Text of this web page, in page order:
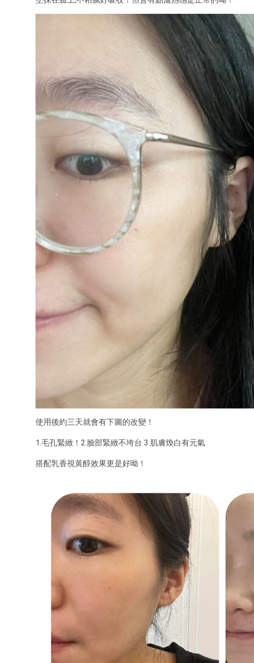
使用後約三天就會有下圖的改變！
1.毛孔緊緻！2.臉部緊緻不垮台 3.肌膚煥白有元氣
搭配乳香視黃醇效果更是好呦！